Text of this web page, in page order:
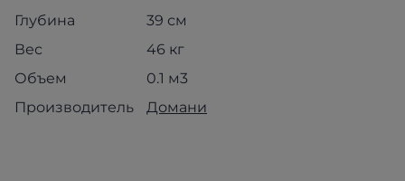
Глубина
39 см
Вес
46 кг
Объем
0.1 м3
Производитель
Домани